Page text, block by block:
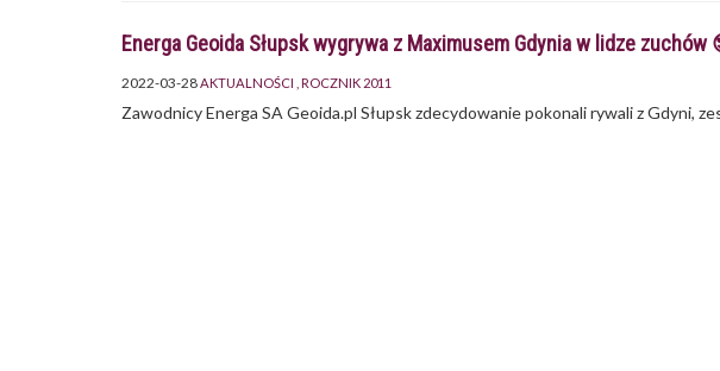
Energa Geoida Słupsk wygrywa z Maximusem Gdynia w lidze zuchów
2022-03-28AKTUALNOŚCI ROCZNIK 2011
Zawodnicy Energa SA Geoida.pl Słupsk zdecydowanie pokonali rywali z Gdyni,